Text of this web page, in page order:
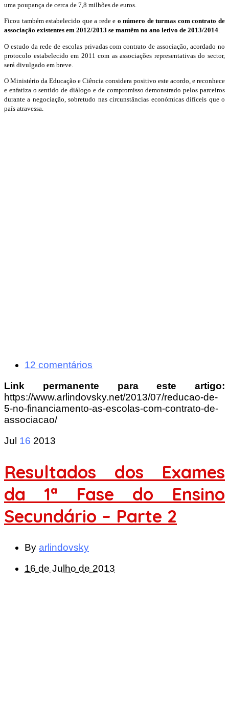
uma poupança de cerca de 7,8 milhões de euros.
Ficou também estabelecido que a rede e o número de turmas com contrato de
associação existentes em 2012/2013 se mantêm no ano letivo de 2013/2014.
O estudo da rede de escolas privadas com contrato de associação, acordado no
protocolo estabelecido em 2011 com as associações representativas do sector,
será divulgado em breve.
O Ministério da Educação e Ciência considera positivo este acordo, e reconhece
e enfatiza o sentido de diálogo e de compromisso demonstrado pelos parceiros
durante a negociação, sobretudo nas circunstâncias económicas difíceis que o
país atravessa.
12 comentários
Link permanente para este artigo:
https://www.arlindovsky.net/2013/07/reducao-de-
5-no-financiamento-as-escolas-com-contrato-de-
associacao/
Jul 16 2013
Resultados dos Exames
da 1ª Fase do Ensino
Secundário – Parte 2
By arlindovsky
16 de Julho de 2013